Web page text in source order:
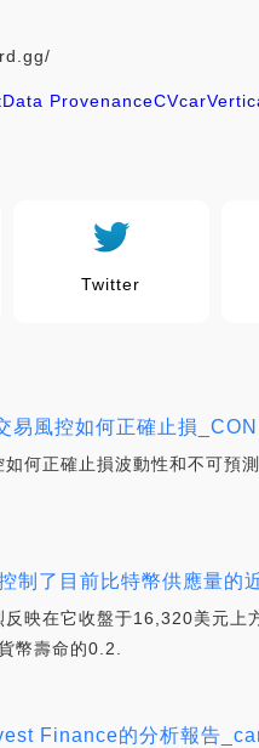
Data ProvenanceCV
Twitter
易風控如何正確止損_CON
何正確止損波動性和不可預
制了目前比特幣供應量的
反映在它收盤于16,320美元
幣壽命的0.2.
Finance的分析報告